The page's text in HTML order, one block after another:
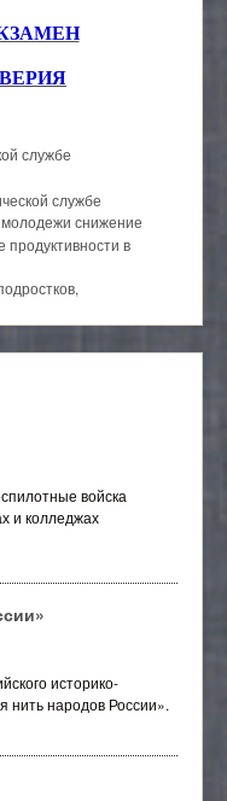
службе
службе
снижение
продуктивности в
войска
и колледжах
историко-
нить народов России».